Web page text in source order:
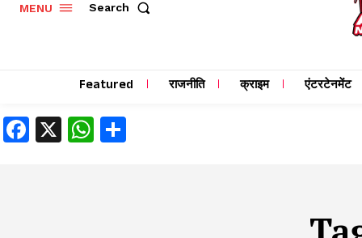
MENU Search
Featured राजनीति क्राइम एंटरटेनमेंट
Facebook
X WhatsApp